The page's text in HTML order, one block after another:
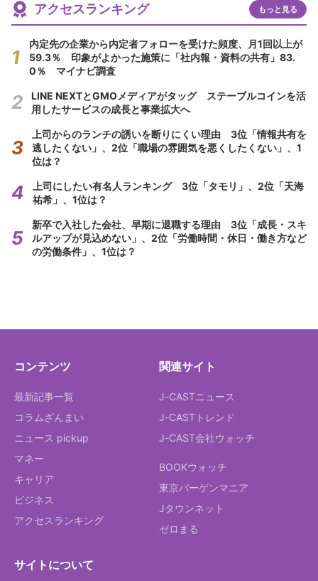
アクセスランキング もっと見る
内定先の企業から内定者フォローを受けた頻度、月1回以上が
59.3％ 印象がよかった施策に「社内報・資料の共有」83.
0％ マイナビ調査
LINE NEXTとGMOメディアがタッグ ステーブルコインを活
用したサービスの成長と事業拡大へ
上司からのランチの誘いを断りにくい理由 3位「情報共有を
逃したくない」、2位「職場の雰囲気を悪くしたくない」、1
位は？
上司にしたい有名人ランキング 3位「タモリ」、2位「天海
祐希」、1位は？
新卒で入社した会社、早期に退職する理由 3位「成長・スキ
ルアップが見込めない」、2位「労働時間・休日・働き方など
の労働条件」、1位は？
コンテンツ
最新記事一覧
コラムざんまい
ニュース pickup
マネー
キャリア
ビジネス
アクセスランキング
関連サイト
J-CASTニュース
J-CASTトレンド
J-CAST会社ウォッチ
BOOKウォッチ
東京バーゲンマニア
Jタウンネット
ゼロまる
サイトについて